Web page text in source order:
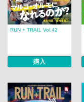
RUN + TRAIL Vol.42
購入